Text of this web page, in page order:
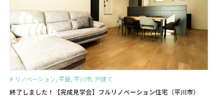
# リノベーション, 平屋, 平川市, 戸建て
終了しました！【完成見学会】フルリノベーション住宅（平川市）